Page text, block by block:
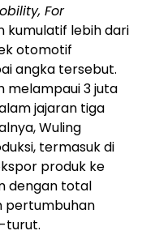
For
kumulatif lebih dari
otomotif
angka tersebut.
melampaui 3 juta
jajaran tiga
Wuling
termasuk di
produk ke
dengan total
pertumbuhan
turut.